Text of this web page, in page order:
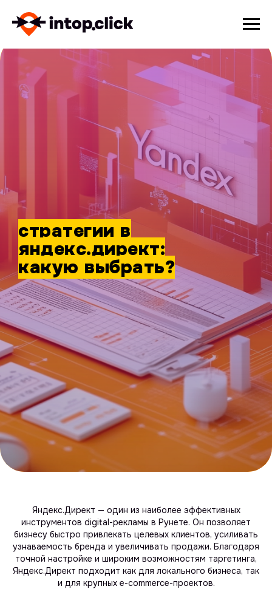
стратегии в
яндекс.директ:
какую выбрать?
Яндекс.Директ — один из наиболее эффективных
инструментов digital-рекламы в Рунете. Он позволяет
бизнесу быстро привлекать целевых клиентов, усиливать
узнаваемость бренда и увеличивать продажи. Благодаря
точной настройке и широким возможностям таргетинга,
Яндекс.Директ подходит как для локального бизнеса, так
и для крупных e-commerce-проектов.